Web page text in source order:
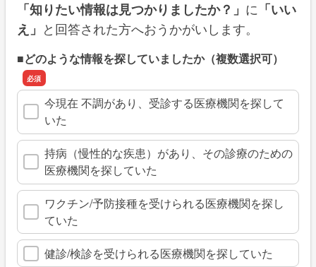
「知りたい情報は見つかりましたか？」 に 「いい
え」 と回答された方へおうかがいします。
■どのような情報を探していましたか（複数選択可）
今現在 不調があり、受診する医療機関を探して
いた
持病（慢性的な疾患）があり、その診療のための
医療機関を探していた
ワクチン/予防接種を受けられる医療機関を探し
ていた
健診/検診を受けられる医療機関を探していた